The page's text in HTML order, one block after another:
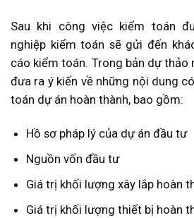
Sau khi công việc kiểm toán
nghiệp kiểm toán sẽ gửi đến
cáo kiểm toán. Trong bản dự thảo
đưa ra ý kiến về những nội dung
toán dự án hoàn thành, bao gồm:
Hồ sơ pháp lý của dự án đầu tư
Nguồn vốn đầu tư
Giá trị khối lượng xây lắp hoàn
Giá trị khối lượng thiết bị hoàn